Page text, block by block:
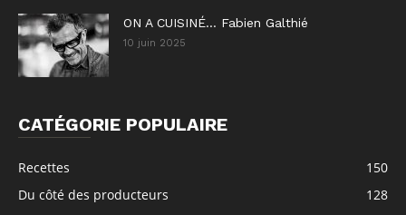
ON A CUISINÉ… Fabien Galthié
10 juin 2025
CATÉGORIE POPULAIRE
Recettes
150
Du côté des producteurs
128